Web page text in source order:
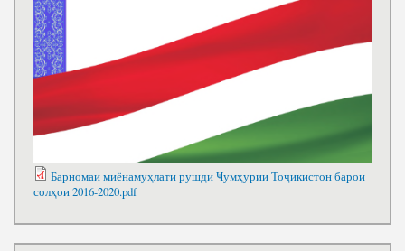
Барномаи миёнамуҳлати рушди Ҹумҳурии Тоҷикистон барои
солҳои 2016-2020.pdf